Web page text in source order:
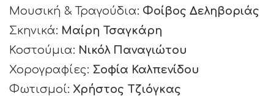
Μουσική & Τραγούδια: Φοίβος Δεληβοριάς
Σκηνικά: Μαίρη Τσαγκάρη
Κοστούμια: Νικόλ Παναγιώτου
Χορογραφίες: Σοφία Καλπενίδου
Φωτισμοί: Χρήστος Τζιόγκας